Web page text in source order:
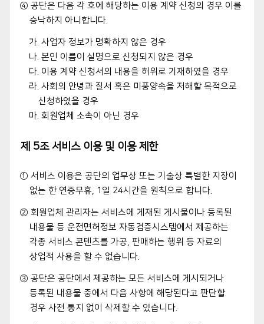
④ 공단은 다음 각 호에 해당하는 이용 계약 신청의 경우 이를
승낙하지 아니합니다.
가. 사업자 정보가 명확하지 않은 경우
나. 본인 이름이 실명으로 신청되지 않은 경우
다. 이용 계약 신청서의 내용을 허위로 기재하였을 경우
라. 사회의 안녕과 질서 혹은 미풍양속을 저해할 목적으로
신청하였을 경우
마. 회원업체 소속이 아닌 경우
제 5조 서비스 이용 및 이용 제한
① 서비스 이용은 공단의 업무상 또는 기술상 특별한 지장이
없는 한 연중무휴, 1일 24시간을 원칙으로 합니다.
② 회원업체 관리자는 서비스에 게재된 게시물이나 등록된
내용물 등 운전면허정보 자동검증시스템에서 제공하는
각종 서비스 콘텐츠를 가공, 판매하는 행위 등 자료의
상업적 사용을 할 수 없습니다.
③ 공단은 공단에서 제공하는 모든 서비스에 게시되거나
등록된 내용물 중에서 다음 사항에 해당된다고 판단할
경우 사전 통지 없이 삭제할 수 있습니다.